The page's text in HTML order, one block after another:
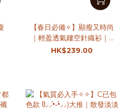
【春日必備✧】顯瘦又時尚
｜輕盈透氣鏤空針織衫｜2
色入
HK$239.00